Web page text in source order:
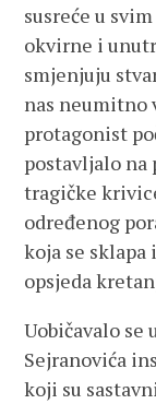
susreće u
okvirne i
smjenjuju
nas neumitno
protagonist
postavljalo na
tragičke
određenog
koja se
opsjeda
Uobičavalo
Sejranovića
koji su